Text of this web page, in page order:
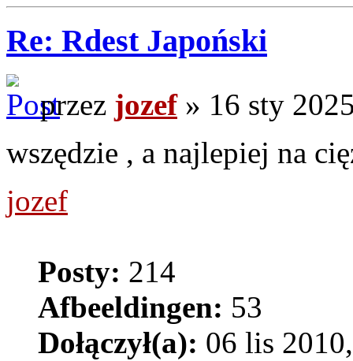
Re: Rdest Japoński
przez jozef» 16 sty
wszędzie , a najlepiej na
jozef
Posty: 214
Afbeeldingen: 53
Dołączył(a): 06 lis